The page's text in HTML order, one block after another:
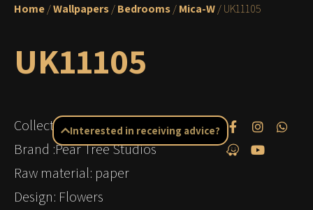
Home/Wallpapers/Bedrooms/Mica-W/ UK11105
UK11105
Collection: Mica
Brand :Pear Tree Studios
Raw material: paper
Design: Flowers
Interested in receiving advice?